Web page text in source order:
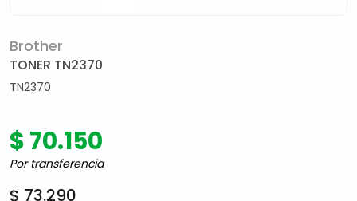
Brother
TONER TN2370
TN2370
$ 70.150
Por transferencia
$ 73.290